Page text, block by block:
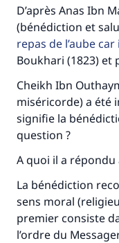
D’après Anas Ibn
(bénédiction et
repas de l’aube
Boukhari (1823) et
Cheikh Ibn
miséricorde) a été
signifie la
question ?
A quoi il a répondu
La bénédiction
sens moral
premier consiste
l’ordre du
Faites une
millions de
Le
"Celui qui
même